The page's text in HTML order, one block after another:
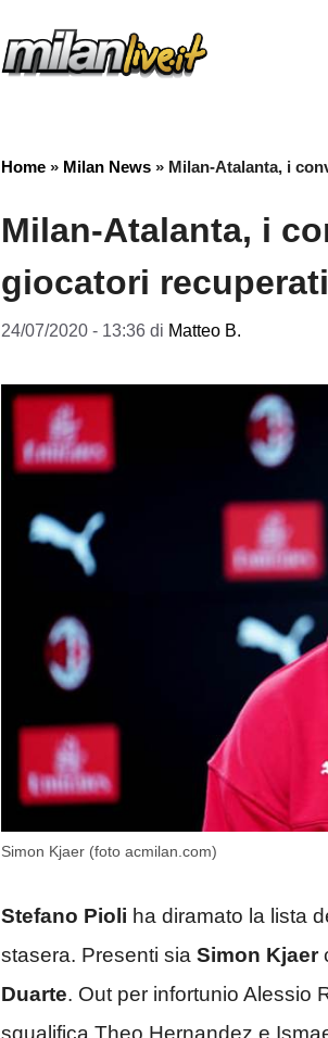
Home » Milan News » Milan-Atalanta, i
Milan-Atalanta, i
giocatori recuperati
24/07/2020 - 13:36 di Matteo B.
Simon Kjaer (foto acmilan.com)
Stefano Pioli ha diramato la lista
stasera. Presenti sia Simon Kjaer
Duarte. Out per infortunio Alessio